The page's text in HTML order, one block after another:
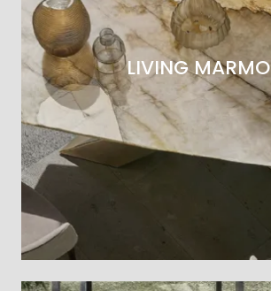
LIVING MARMO